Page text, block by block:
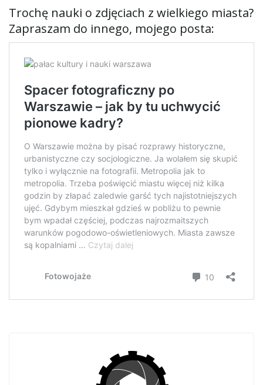
Trochę nauki o zdjęciach z wielkiego miasta?
Zapraszam do innego, mojego posta: